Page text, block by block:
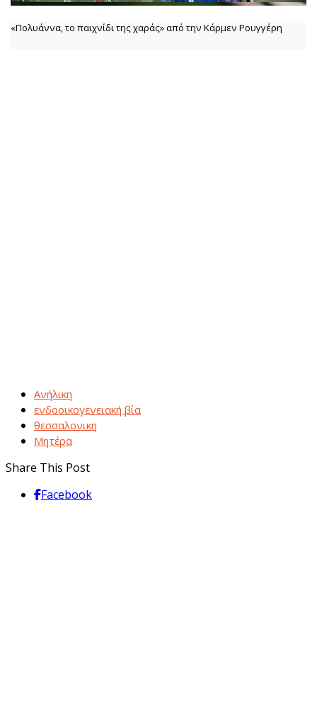
«Πολυάννα, το παιχνίδι της χαράς» από την Κάρμεν Ρουγγέρη
Ανήλικη
ενδοοικογενειακή βία
θεσσαλονικη
Μητέρα
Share This Post
Facebook